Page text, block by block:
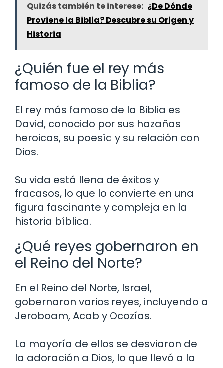
Quizás también te interese: ¿De Dónde
Proviene la Biblia? Descubre su Origen y
Historia
¿Quién fue el rey más
famoso de la Biblia?
El rey más famoso de la Biblia es
David, conocido por sus hazañas
heroicas, su poesía y su relación con
Dios.
Su vida está llena de éxitos y
fracasos, lo que lo convierte en una
figura fascinante y compleja en la
historia bíblica.
¿Qué reyes gobernaron en
el Reino del Norte?
En el Reino del Norte, Israel,
gobernaron varios reyes, incluyendo a
Jeroboam, Acab y Ocozías.
La mayoría de ellos se desviaron de
la adoración a Dios, lo que llevó a la